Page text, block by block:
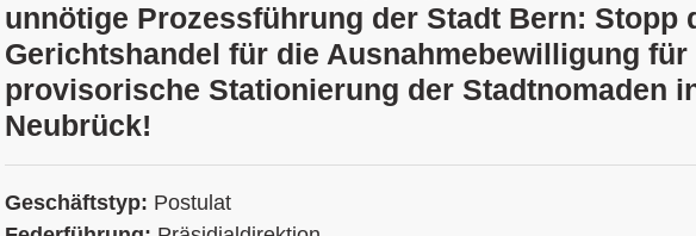
unnötige Prozessführung der Stadt Bern: Stopp
Gerichtshandel für die Ausnahmebewilligung für
provisorische Stationierung der Stadtnomaden
Neubrück!
Geschäftstyp: Postulat